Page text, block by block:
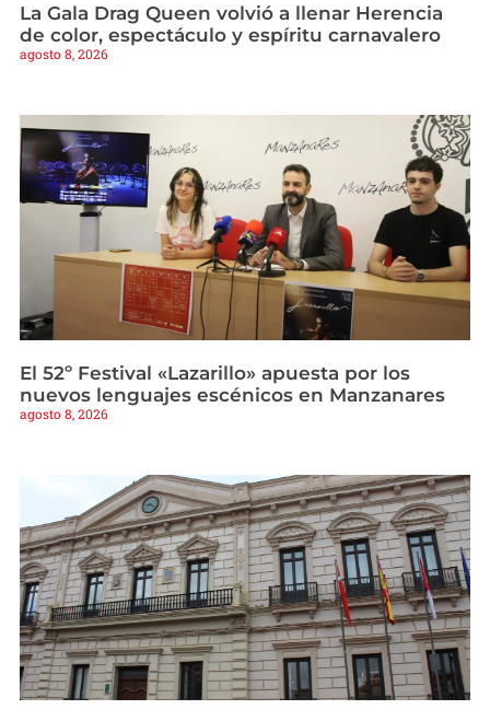
La Gala Drag Queen volvió a llenar Herencia
de color, espectáculo y espíritu carnavalero
agosto 8, 2026
El 52º Festival «Lazarillo» apuesta por los
nuevos lenguajes escénicos en Manzanares
agosto 8, 2026